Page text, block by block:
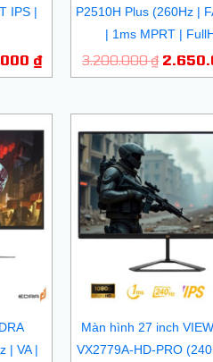
IPS |
₫
P2510H Plus (260Hz |
| 1ms MPRT |
3.200.000₫
| VA |
₫.
tại
là:
3.990.000 ₫.
Màn hình 27 inch
VX2779A-HD-PRO
gốc
là: